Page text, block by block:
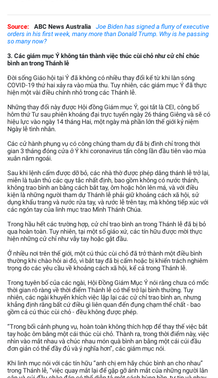
Source: ABC News Australia
Joe Biden has signed a flurry of executive
orders in his first week, many more than Donald Trump. Why is he passing
so many now?
3. Các giám mục Ý không tán thành việc thúc cùi chỏ như cử chỉ chúc
bình an trong Thánh lễ
Đời sống Giáo hội tại Ý đã không có nhiều thay đổi kể từ khi làn sóng
COVID-19 thứ hai xảy ra vào mùa thu. Tuy nhiên, các giám mục Ý đã thực
hiện một vài điều chỉnh nhỏ trong các Thánh lễ.
Những thay đổi này được Hội đồng Giám mục Ý, gọi tắt là CEI, công bố
hôm thứ Tư sau phiên khoáng đại trực tuyến ngày 26 tháng Giêng và sẽ có
hiệu lực vào ngày 14 tháng Hai, một ngày mà phần lớn thế giới kỷ niệm
Ngày lễ tình nhân.
Các cử hành phụng vụ có công chúng tham dự đã bị đình chỉ trong thời
gian 3 tháng đóng cửa ở Ý khi coronavirus tấn công lần đầu tiên vào mùa
xuân năm ngoái.
Sau khi lệnh cấm được dỡ bỏ, các nhà thờ được phép dâng thánh lễ trở lại,
miễn là tuân thủ các quy tắc nhất định, bao gồm không có nước thánh,
không trao bình an bằng cách bắt tay, ôm hoặc hôn lên má, và với điều
kiện là những người tham dự Thánh lễ phải giữ khoảng cách xã hội, sử
dụng khẩu trang và nước rửa tay, và rước lễ trên tay, mà không tiếp xúc với
các ngón tay của linh mục trao Mình Thánh Chúa.
Trong hầu hết các trường hợp, cử chỉ trao bình an trong Thánh lễ đã bị bỏ
qua hoàn toàn. Tuy nhiên, tại một số giáo xứ, các tín hữu được mời thực
hiện những cử chỉ như vẫy tay hoặc gật đầu.
Ở nhiều nơi trên thế giới, một cú thúc cùi chỏ đã trở thành một điều bình
thường khi chào hỏi ai đó, vì bắt tay đã bị cấm hoặc bị khiển trách nghiêm
trọng do các yêu cầu về khoảng cách xã hội, kể cả trong Thánh lễ.
Trong tuyên bố của các ngài, Hội Đồng Giám Mục Ý nói rằng chưa có mốc
thời gian rõ ràng về thời điểm Thánh lễ có thể trở lại bình thường. Tuy
nhiên, các ngài khuyến khích việc lặp lại các cử chỉ trao bình an, nhưng
khẳng định rằng bất cứ điều gì liên quan đến đụng chạm thể chất - bao
gồm cả cú thúc cùi chỏ - đều không được phép.
“Trong bối cảnh phụng vụ, hoàn toàn không thích hợp để thay thế việc bắt
tay hoặc ôm bằng một cái thúc cùi chỏ. Thành ra, trong thời điểm này, việc
nhìn vào mắt nhau và chúc nhau món quà bình an bằng một cái cúi đầu
đơn giản có thể đầy đủ và ý nghĩa hơn”, các giám mục nói.
Khi linh mục nói với các tín hữu “anh chị em hãy chúc bình an cho nhau”
trong Thánh lễ, “việc quay mắt lại để gặp gỡ ánh mắt của những người lân